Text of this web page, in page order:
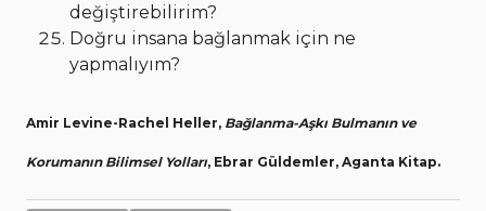
değiştirebilirim?
Doğru insana bağlanmak için ne
yapmalıyım?
Amir Levine-Rachel Heller, Bağlanma-Aşkı Bulmanın ve
Korumanın Bilimsel Yolları, Ebrar Güldemler, Aganta Kitap.